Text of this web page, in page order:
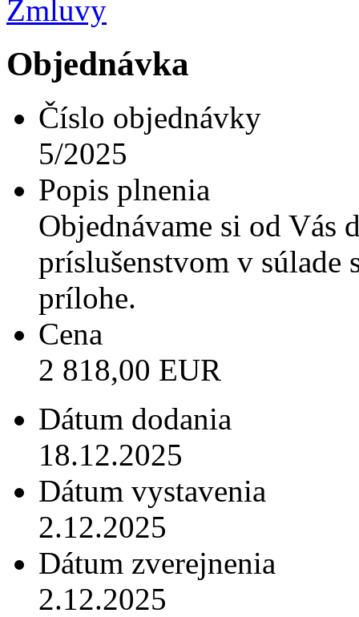
Zmluvy
Objednávka
Číslo objednávky
5/2025
Popis plnenia
Objednávame si od Vás
príslušenstvom v súlade
prílohe.
Cena
2 818,00 EUR
Dátum dodania
18.12.2025
Dátum vystavenia
2.12.2025
Dátum zverejnenia
2.12.2025